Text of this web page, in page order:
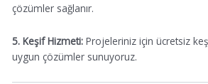
çözümler sağlanır.
5. Keşif Hizmeti: Projeleriniz için ücretsiz
uygun çözümler sunuyoruz.